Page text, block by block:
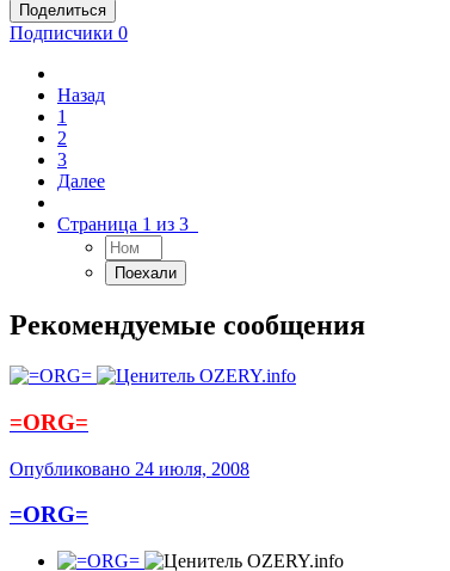
Поделиться
Подписчики 0
Назад
1
2
3
Далее
Страница 1 из 3
Рекомендуемые сообщения
=ORG=
Опубликовано 24 июля, 2008
=ORG=